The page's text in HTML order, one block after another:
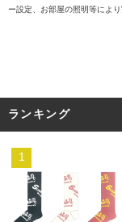
ー設定、お部屋の照明等によ
ランキング
1